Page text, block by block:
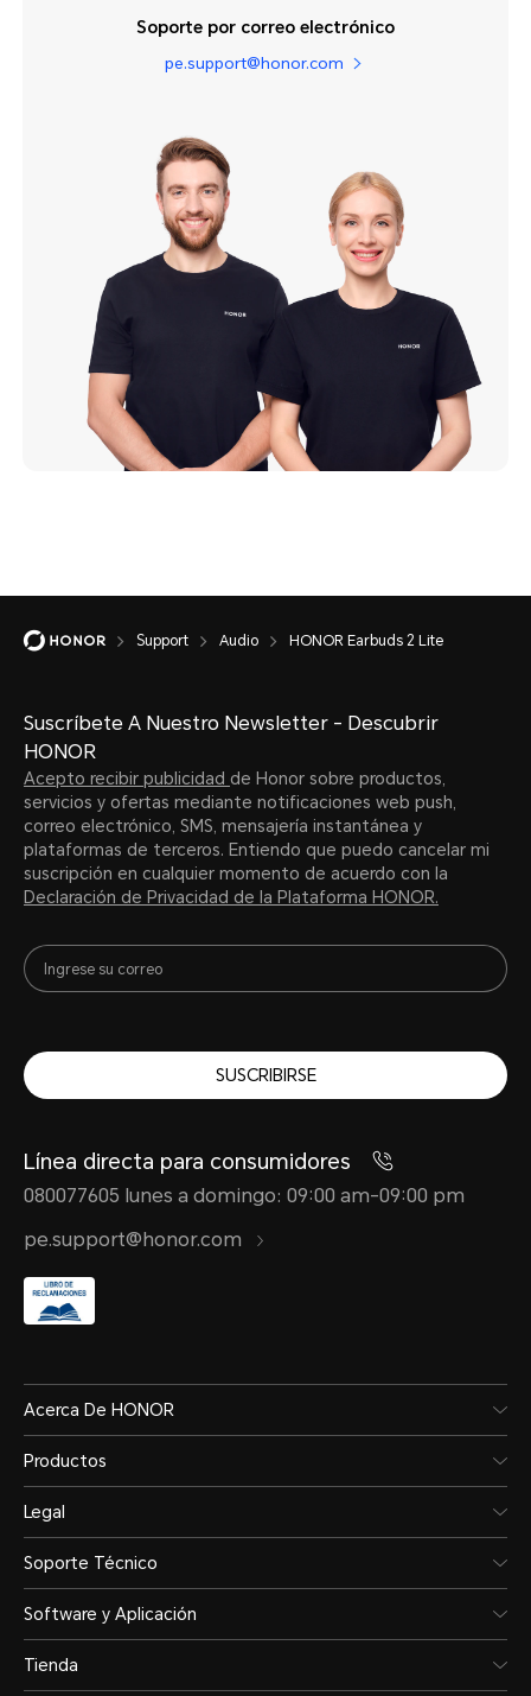
Soporte por correo electrónico
pe.support@honor.com
Support Audio HONOR Earbuds 2 Lite
Suscríbete A Nuestro Newsletter - Descubrir
HONOR
Acepto recibir publicidad de Honor sobre productos,
servicios y ofertas mediante notificaciones web push,
correo electrónico, SMS, mensajería instantánea y
plataformas de terceros. Entiendo que puedo cancelar mi
suscripción en cualquier momento de acuerdo con la
Declaración de Privacidad de la Plataforma HONOR.
SUSCRIBIRSE
Línea directa para consumidores
080077605 lunes a domingo: 09:00 am-09:00 pm
pe.support@honor.com
Acerca De HONOR
Productos
Legal
Soporte Técnico
Software y Aplicación
Tienda